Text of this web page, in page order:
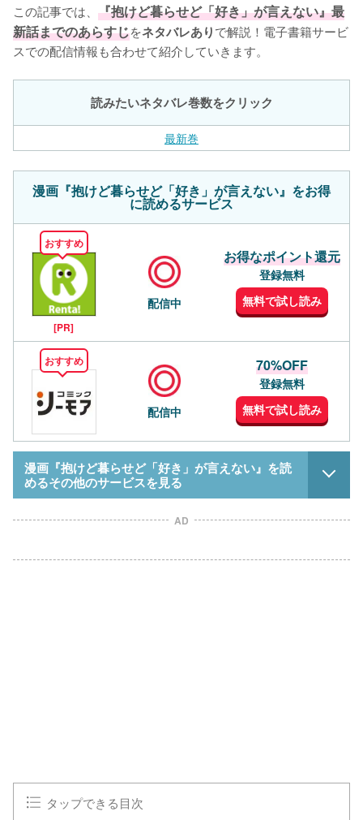
この記事では、 『抱けど暮らせど「好き」が言えない』最
新話までのあらすじをネタバレありで解説！電子書籍サービ
スでの配信情報も合わせて紹介していきます。
読みたいネタバレ巻数をクリック
最新巻
漫画『抱けど暮らせど「好き」が言えない』をお得
に読めるサービス
おすすめ
[PR]
配信中
お得なポイント還元
登録無料
無料で試し読み
おすすめ
配信中
70%OFF
登録無料
無料で試し読み
漫画『抱けど暮らせど「好き」が言えない』を読
めるその他のサービスを見る
AD
タップできる目次